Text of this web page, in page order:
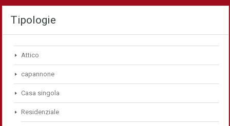
Tipologie
Attico
capannone
Casa singola
Residenziale